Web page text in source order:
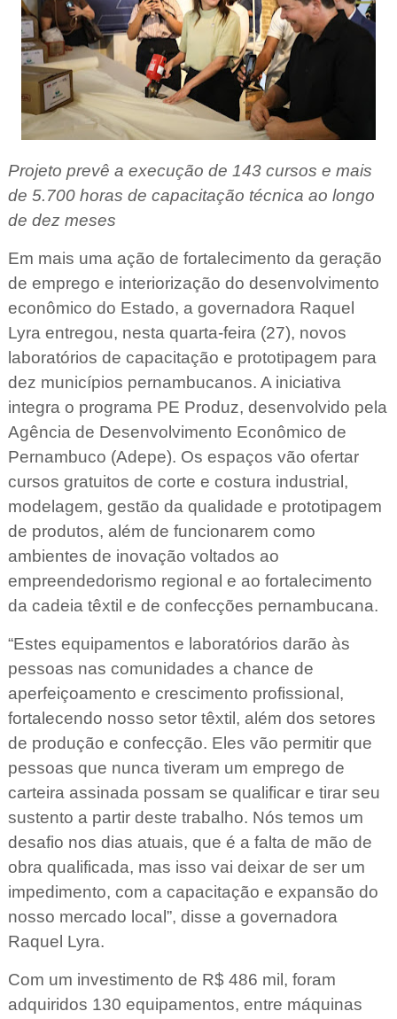
Projeto prevê a execução de 143 cursos e mais
de 5.700 horas de capacitação técnica ao longo
de dez meses
Em mais uma ação de fortalecimento da geração
de emprego e interiorização do desenvolvimento
econômico do Estado, a governadora Raquel
Lyra entregou, nesta quarta-feira (27), novos
laboratórios de capacitação e prototipagem para
dez municípios pernambucanos. A iniciativa
integra o programa PE Produz, desenvolvido pela
Agência de Desenvolvimento Econômico de
Pernambuco (Adepe). Os espaços vão ofertar
cursos gratuitos de corte e costura industrial,
modelagem, gestão da qualidade e prototipagem
de produtos, além de funcionarem como
ambientes de inovação voltados ao
empreendedorismo regional e ao fortalecimento
da cadeia têxtil e de confecções pernambucana.
“Estes equipamentos e laboratórios darão às
pessoas nas comunidades a chance de
aperfeiçoamento e crescimento profissional,
fortalecendo nosso setor têxtil, além dos setores
de produção e confecção. Eles vão permitir que
pessoas que nunca tiveram um emprego de
carteira assinada possam se qualificar e tirar seu
sustento a partir deste trabalho. Nós temos um
desafio nos dias atuais, que é a falta de mão de
obra qualificada, mas isso vai deixar de ser um
impedimento, com a capacitação e expansão do
nosso mercado local”, disse a governadora
Raquel Lyra.
Com um investimento de R$ 486 mil, foram
adquiridos 130 equipamentos, entre máquinas